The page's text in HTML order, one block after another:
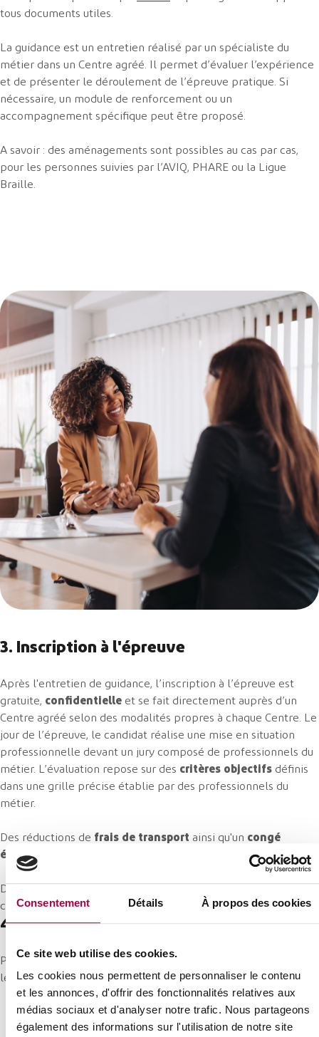
Consentement Détails À propos des cookies
Ce site web utilise des cookies.
Les cookies nous permettent de personnaliser le contenu
et les annonces, d'offrir des fonctionnalités relatives aux
médias sociaux et d'analyser notre trafic. Nous partageons
également des informations sur l'utilisation de notre site
tous documents utiles.
La guidance est un entretien réalisé par un spécialiste du
métier dans un Centre agréé. Il permet d’évaluer l’expérience
et de présenter le déroulement de l’épreuve pratique. Si
nécessaire, un module de renforcement ou un
accompagnement spécifique peut être proposé.
A savoir : des aménagements sont possibles au cas par cas,
pour les personnes suivies par l’AVIQ, PHARE ou la Ligue
Braille.
3. Inscription à l'épreuve
Après l'entretien de guidance, l’inscription à l’épreuve est
gratuite, confidentielle et se fait directement auprès d’un
Centre agréé selon des modalités propres à chaque Centre. Le
jour de l’épreuve, le candidat réalise une mise en situation
professionnelle devant un jury composé de professionnels du
métier. L’évaluation repose sur des critères objectifs définis
dans une grille précise établie par des professionnels du
métier.
Des réductions de frais de transport ainsi qu'un congé
éducation payé
sont possible. En savoir plus surl'épreuve.
Découvrez les
compétences (référentiels, agrément des Centres, etc.)
4. Valoriser le Titre de compétence
Pour augmenter sa visibilité auprès des recruteurs, encouragez
le candidat :
à mettre à jour son CV en y ajoutant le(s) Titre(s) de
compétence obtenu et à y joindre le supplément au